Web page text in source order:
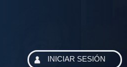
INICIAR SESIÓN